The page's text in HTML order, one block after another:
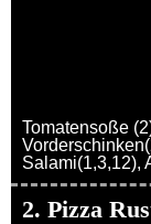
Tomatensoße
Salami(1,3,12),
2. Pizza